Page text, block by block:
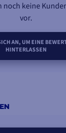
noch keine
vor.
AN, UM EINE
HINTERLASSEN